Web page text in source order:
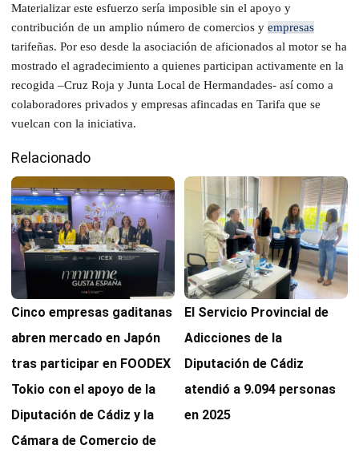
Materializar este esfuerzo sería imposible sin el apoyo y
contribución de un amplio número de comercios y empresas
tarifeñas. Por eso desde la asociación de aficionados al motor se ha
mostrado el agradecimiento a quienes participan activamente en la
recogida –Cruz Roja y Junta Local de Hermandades- así como a
colaboradores privados y empresas afincadas en Tarifa que se
vuelcan con la iniciativa.
Relacionado
Cinco empresas gaditanas
abren mercado en Japón
tras participar en FOODEX
Tokio con el apoyo de la
Diputación de Cádiz y la
Cámara de Comercio de
El Servicio Provincial de
Adicciones de la
Diputación de Cádiz
atendió a 9.094 personas
en 2025